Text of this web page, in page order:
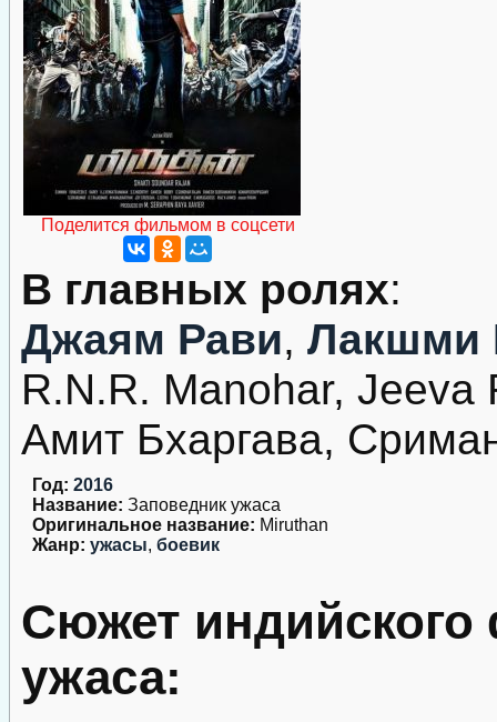
Поделится фильмом в соцсети
В главных ролях:
Джаям Рави, Лакшми
R.N.R. Manohar,
Амит Бхаргава,
Год: 2016
Название: Заповедник ужаса
Оригинальное название: Miruthan
Жанр: ужасы, боевик
Сюжет
ужаса: